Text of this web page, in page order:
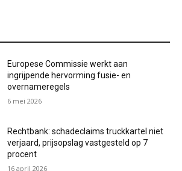
Europese Commissie werkt aan
ingrijpende hervorming fusie- en
overnameregels
6 mei 2026
Rechtbank: schadeclaims truckkartel niet
verjaard, prijsopslag vastgesteld op 7
procent
16 april 2026